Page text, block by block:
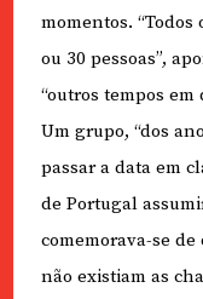
momentos.
ou 30 pessoas”,
“outros tempos em
Um grupo, “dos
passar a data em
de Portugal
comemorava-se
não existiam as